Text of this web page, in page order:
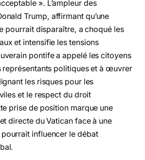
». L’ampleur des
Trump, affirmant qu’une
pourrait disparaître, a choqué les
et intensifie les tensions
pontife a appelé les citoyens
représentants politiques et à œuvrer
les risques pour les
et le respect du droit
prise de position marque une
directe du Vatican face à une
influencer le débat